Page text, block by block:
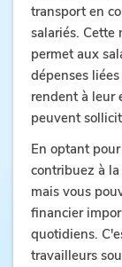
transport en
salariés. Cette
permet aux
dépenses
rendent à leur
peuvent
En optant
contribuez à
mais vous
financier
quotidiens.
travailleurs